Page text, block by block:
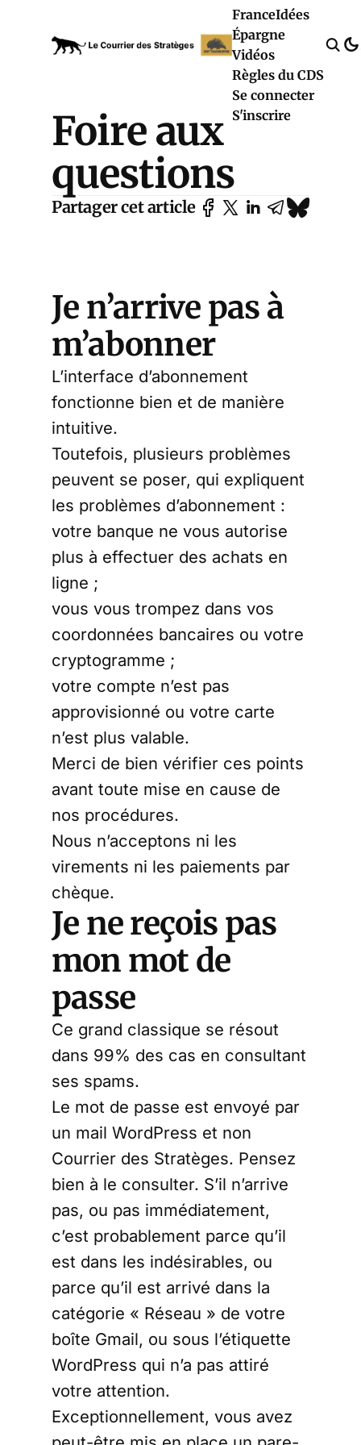
FranceIdées
Épargne
Vidéos
Règles du CDS
Se connecter
S'inscrire
Foire aux
questions
Partager cet article
Je n’arrive pas à
m’abonner
L’interface d’abonnement
fonctionne bien et de manière
intuitive.
Toutefois, plusieurs problèmes
peuvent se poser, qui expliquent
les problèmes d’abonnement :
votre banque ne vous autorise
plus à effectuer des achats en
ligne ;
vous vous trompez dans vos
coordonnées bancaires ou votre
cryptogramme ;
votre compte n’est pas
approvisionné ou votre carte
n’est plus valable.
Merci de bien vérifier ces points
avant toute mise en cause de
nos procédures.
Nous n’acceptons ni les
virements ni les paiements par
chèque.
Je ne reçois pas
mon mot de
passe
Ce grand classique se résout
dans 99% des cas en consultant
ses spams.
Le mot de passe est envoyé par
un mail WordPress et non
Courrier des Stratèges. Pensez
bien à le consulter. S’il n’arrive
pas, ou pas immédiatement,
c’est probablement parce qu’il
est dans les indésirables, ou
parce qu’il est arrivé dans la
catégorie « Réseau » de votre
boîte Gmail, ou sous l’étiquette
WordPress qui n’a pas attiré
votre attention.
Exceptionnellement, vous avez